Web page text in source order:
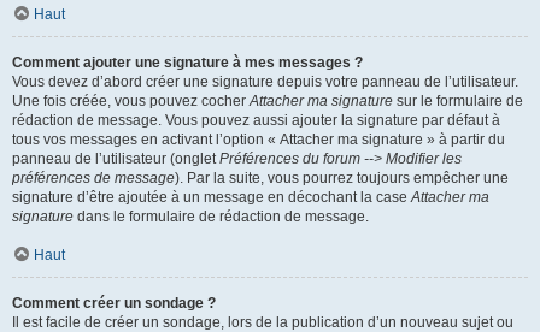
Haut
Comment ajouter une signature à mes messages ?
Vous devez d’abord créer une signature depuis votre panneau de l’utilisateur.
Une fois créée, vous pouvez cocherAttacher ma signature sur le formulaire de
rédaction de message. Vous pouvez aussi ajouter la signature par défaut à
tous vos messages en activant l’option « Attacher ma signature » à partir du
panneau de l’utilisateur (ongletPréférences du forum --> Modifier les
préférences de message). Par la suite, vous pourrez toujours empêcher une
signature d’être ajoutée à un message en décochant la caseAttacher ma
signature dans le formulaire de rédaction de message.
Haut
Comment créer un sondage ?
Il est facile de créer un sondage, lors de la publication d’un nouveau sujet ou